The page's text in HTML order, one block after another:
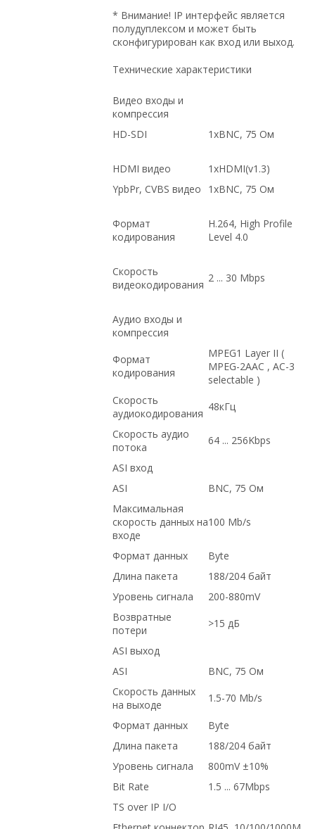
* Внимание! IP интерфейс является
полудуплексом и может быть
сконфигурирован как вход или выход.
Технические характеристики
Видео входы и
компрессия
HD-SDI
1xBNC, 75 Ом
HDMI видео
1xHDMI(v1.3)
YpbPr, CVBS видео
1xBNC, 75 Ом
Формат
кодирования
H.264, High Profile
Level 4.0
Скорость
видеокодирования
2 ... 30 Mbps
Аудио входы и
компрессия
Формат
кодирования
MPEG1 Layer II (
MPEG-2AAC , AC-3
selectable )
Скорость
аудиокодирования
48кГц
Скорость аудио
потока
64 ... 256Kbps
ASI вход
ASI
BNC, 75 Ом
Максимальная
скорость данных на
входе
100 Mb/s
Формат данных
Byte
Длина пакета
188/204 байт
Уровень сигнала
200-880mV
Возвратные
потери
>15 дБ
ASI выход
ASI
BNC, 75 Ом
Скорость данных
на выходе
1.5-70 Mb/s
Формат данных
Byte
Длина пакета
188/204 байт
Уровень сигнала
800mV ±10%
Bit Rate
1.5 ... 67Mbps
TS over IP I/O